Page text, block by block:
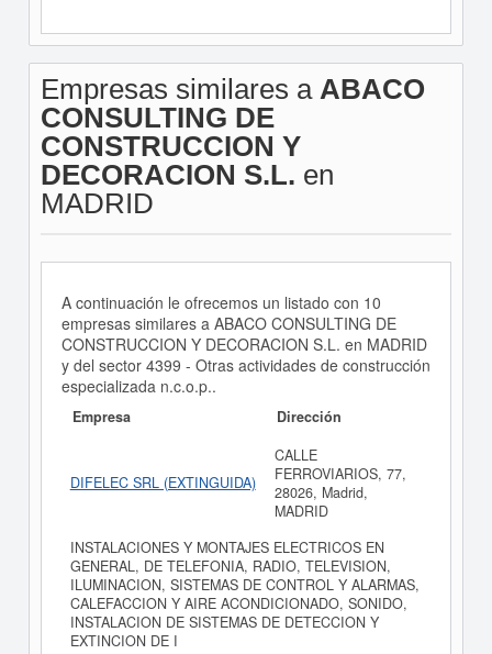
Empresas similares a ABACO
CONSULTING DE
CONSTRUCCION Y
DECORACION S.L. en
MADRID
A continuación le ofrecemos un listado con 10
empresas similares a ABACO CONSULTING DE
CONSTRUCCION Y DECORACION S.L. en MADRID
y del sector 4399 - Otras actividades de construcción
especializada n.c.o.p..
Empresa Dirección
DIFELEC SRL (EXTINGUIDA)
CALLE
FERROVIARIOS, 77,
28026, Madrid,
MADRID
INSTALACIONES Y MONTAJES ELECTRICOS EN
GENERAL, DE TELEFONIA, RADIO, TELEVISION,
ILUMINACION, SISTEMAS DE CONTROL Y ALARMAS,
CALEFACCION Y AIRE ACONDICIONADO, SONIDO,
INSTALACION DE SISTEMAS DE DETECCION Y
EXTINCION DE I